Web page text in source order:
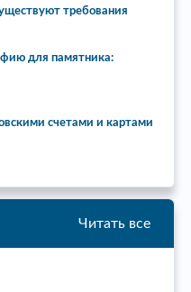
требования
для памятника:
счетами и картами
Читать все